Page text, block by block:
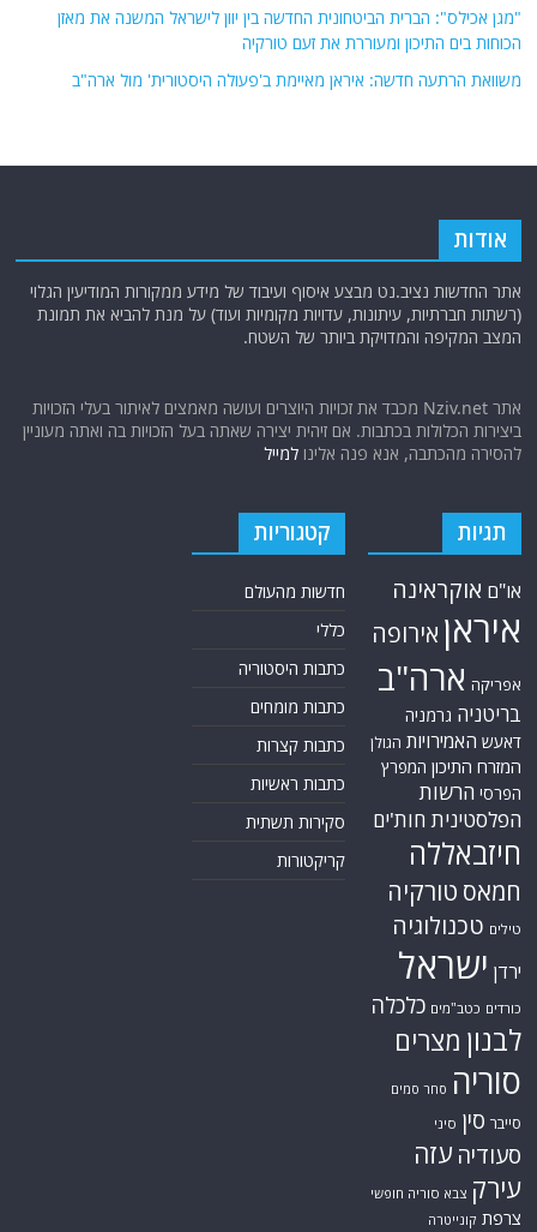
"מגן אכילס": הברית הביטחונית החדשה בין יוון לישראל המשנה את מאזן
הכוחות בים התיכון ומעוררת את זעם טורקיה
משוואת הרתעה חדשה: איראן מאיימת ב'פעולה היסטורית' מול ארה"ב
אודות
אתר החדשות נציב.נט מבצע איסוף ועיבוד של מידע ממקורות המודיעין הגלוי
(רשתות חברתיות, עיתונות, עדויות מקומיות ועוד) על מנת להביא את תמונת
המצב המקיפה והמדויקת ביותר של השטח.
אתר Nziv.net מכבד את זכויות היוצרים ועושה מאמצים לאיתור בעלי הזכויות
ביצירות הכלולות בכתבות. אם זיהית יצירה שאתה בעל הזכויות בה ואתה מעוניין
להסירה מהכתבה, אנא פנה אלינולמייל
תגיות
או"ם אוקראינה
איראן אירופה
אפריקה ארה"ב
בריטניה גרמניה
דאעש האמירויות הגולן
המזרח התיכון המפרץ
הפרסי הרשות
הפלסטינית חות'ים
חיזבאללה
חמאס טורקיה
טילים טכנולוגיה
ירדן ישראל
כורדים כטב"מים כלכלה
לבנון מצרים
סוריה סחר סמים
סייבר סין סיני
סעודיה עזה
עירק צבא סוריה חופשי
צרפת קונייטרה
קטגוריות
חדשות מהעולם
כללי
כתבות היסטוריה
כתבות מומחים
כתבות קצרות
כתבות ראשיות
סקירות תשתית
קריקטורות